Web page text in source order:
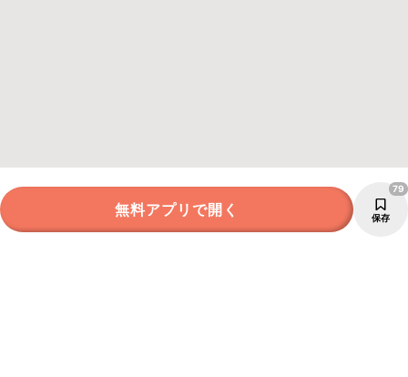
無料アプリで開く 保存
79